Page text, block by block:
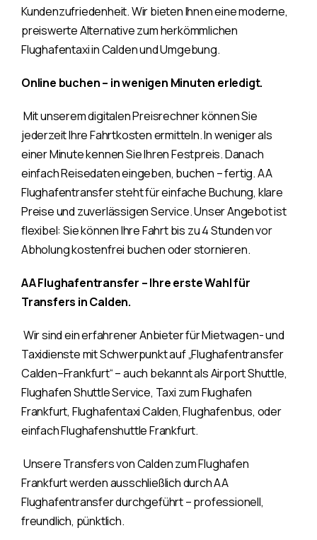
Kundenzufriedenheit. Wir bieten Ihnen eine moderne,
preiswerte Alternative zum herkömmlichen
Flughafentaxi in Calden und Umgebung.
Online buchen – in wenigen Minuten erledigt.
Mit unserem digitalen Preisrechner können Sie
jederzeit Ihre Fahrtkosten ermitteln. In weniger als
einer Minute kennen Sie Ihren Festpreis. Danach
einfach Reisedaten eingeben, buchen – fertig. AA
Flughafentransfer steht für einfache Buchung, klare
Preise und zuverlässigen Service. Unser Angebot ist
flexibel: Sie können Ihre Fahrt bis zu 4 Stunden vor
Abholung kostenfrei buchen oder stornieren.
AA Flughafentransfer – Ihre erste Wahl für
Transfers in Calden.
Wir sind ein erfahrener Anbieter für Mietwagen- und
Taxidienste mit Schwerpunkt auf „Flughafentransfer
Calden–Frankfurt“ – auch bekannt als Airport Shuttle,
Flughafen Shuttle Service, Taxi zum Flughafen
Frankfurt, Flughafentaxi Calden, Flughafenbus, oder
einfach Flughafenshuttle Frankfurt.
Unsere Transfers von Calden zum Flughafen
Frankfurt werden ausschließlich durch AA
Flughafentransfer durchgeführt – professionell,
freundlich, pünktlich.